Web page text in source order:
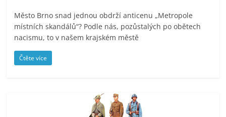
Město Brno snad jednou obdrží anticenu „Metropole
místních skandálů“? Podle nás, pozůstalých po obětech
nacismu, to v našem krajském městě
Čtěte více